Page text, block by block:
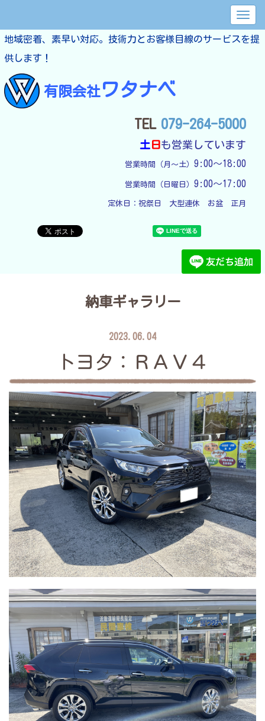
地域密着、素早い対応。技術力とお客様目線のサービスを提
供します！
有限会社ワタナベ
TEL 079-264-5000
土日も営業しています
営業時間（月～土） 9:00～18:00
営業時間（日曜日） 9:00～17:00
定休日： 祝祭日　大型連休　お盆　正月
納車ギャラリー
2023.06.04
トヨタ：ＲＡＶ４